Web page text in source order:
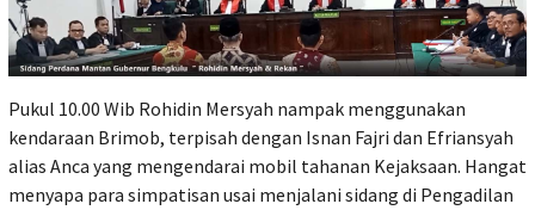
Pukul 10.00 Wib Rohidin Mersyah nampak menggunakan
kendaraan Brimob, terpisah dengan Isnan Fajri dan Efriansyah
alias Anca yang mengendarai mobil tahanan Kejaksaan. Hangat
menyapa para simpatisan usai menjalani sidang di Pengadilan